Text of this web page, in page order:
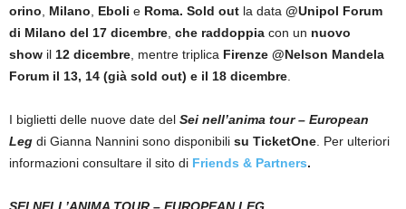
orino
Milano Eboli e Roma. Sold out la data @Unipol Forum
di Milano del 17 dicembre che raddoppia con un nuovo
show il 12 dicembre , mentre triplica Firenze @Nelson Mandela
Forum il 13, 14 (già sold out) e il 18 dicembre
I biglietti delle nuove date del Sei nell’anima tour – European
Leg di Gianna Nannini sono disponibili su TicketOne . Per ulteriori
informazioni consultare il sito di Friends & Partners.